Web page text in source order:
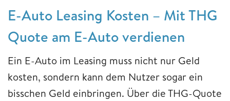
​​​​​​​E-Auto ​​​​​​​Leasing Kosten – Mit THG
Quote am E-Auto verdienen
Ein E-Auto im Leasing muss nicht nur Geld
kosten, sondern kann dem Nutzer sogar ein
bisschen Geld einbringen. Über die THG-Quote